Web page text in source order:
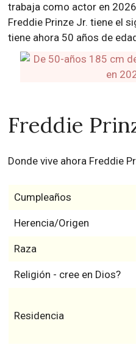
trabaja como actor en
Freddie Prinze Jr. tiene el
tiene ahora 50 años de
Freddie
Donde vive ahora Freddie
Cumpleaños
Herencia/Origen
Raza
Religión - cree en Dios?
Residencia